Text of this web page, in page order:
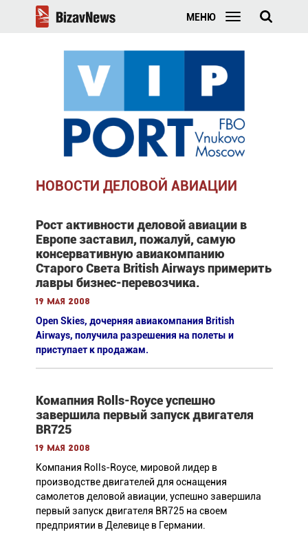
МЕНЮ
НОВОСТИ ДЕЛОВОЙ АВИАЦИИ
Рост активности деловой авиации в
Европе заставил, пожалуй, самую
консервативную авиакомпанию
Старого Света British Airways примерить
лавры бизнес-перевозчика.
19 мая 2008
Open Skies, дочерняя авиакомпания British
Airways, получила разрешения на полеты и
приступает к продажам.
Комапния Rolls-Royce успешно
завершила первый запуск двигателя
BR725
19 мая 2008
Компания Rolls-Royce, мировой лидер в
производстве двигателей для оснащения
самолетов деловой авиации, успешно завершила
первый запуск двигателя BR725 на своем
предприятии в Делевице в Германии.